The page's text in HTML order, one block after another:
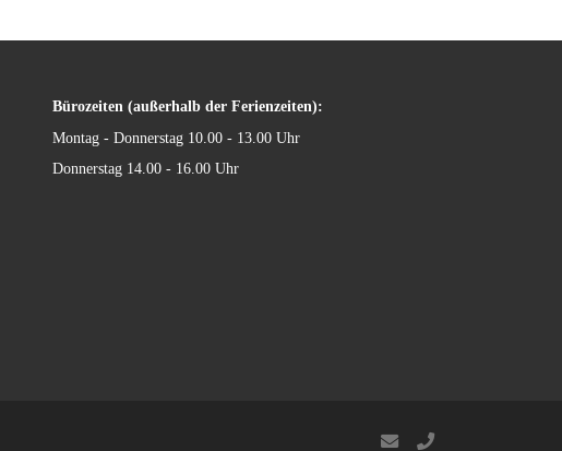
Bürozeiten (außerhalb der Ferienzeiten):
Montag - Donnerstag 10.00 - 13.00 Uhr
Donnerstag 14.00 - 16.00 Uhr